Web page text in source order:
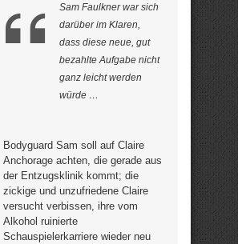
Sam Faulkner war sich
darüber im Klaren,
dass diese neue, gut
bezahlte Aufgabe nicht
ganz leicht werden
würde …
Bodyguard Sam soll auf Claire
Anchorage achten, die gerade aus
der Entzugsklinik kommt; die
zickige und unzufriedene Claire
versucht verbissen, ihre vom
Alkohol ruinierte
Schauspielerkarriere wieder neu